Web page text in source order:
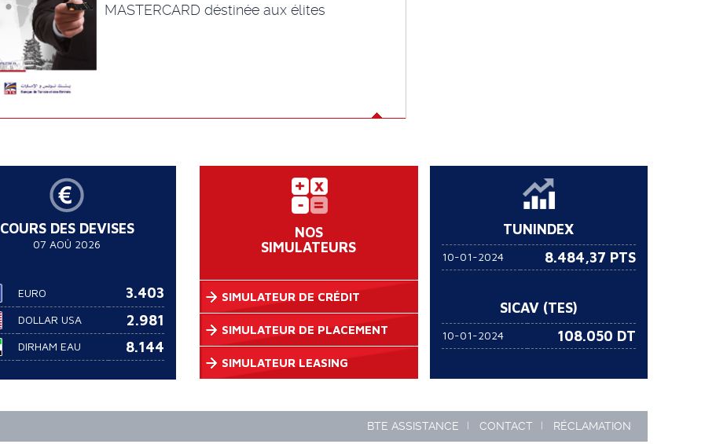
MASTERCARD déstinée aux élites
COURS DES DEVISES
07 AOÛ 2026
EURO 3.403
DOLLAR USA 2.981
DIRHAM EAU 8.144
NOS
SIMULATEURS
SIMULATEUR DE CRÉDIT
SIMULATEUR DE PLACEMENT
SIMULATEUR LEASING
TUNINDEX
10-01-2024 8.484,37 PTS
SICAV (TES)
10-01-2024 108.050 DT
BTE ASSISTANCE CONTACT RÉCLAMATION